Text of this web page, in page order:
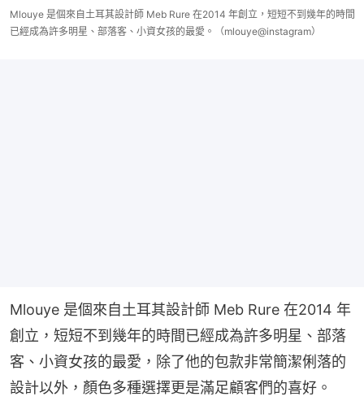
Mlouye 是個來自土耳其設計師 Meb Rure 在2014 年創立，短短不到幾年的時間
已經成為許多明星、部落客、小資女孩的最愛。（mlouye@instagram）
Mlouye 是個來自土耳其設計師 Meb Rure 在2014 年
創立，短短不到幾年的時間已經成為許多明星、部落
客、小資女孩的最愛，除了他的包款非常簡潔俐落的
設計以外，顏色多種選擇更是滿足顧客們的喜好。